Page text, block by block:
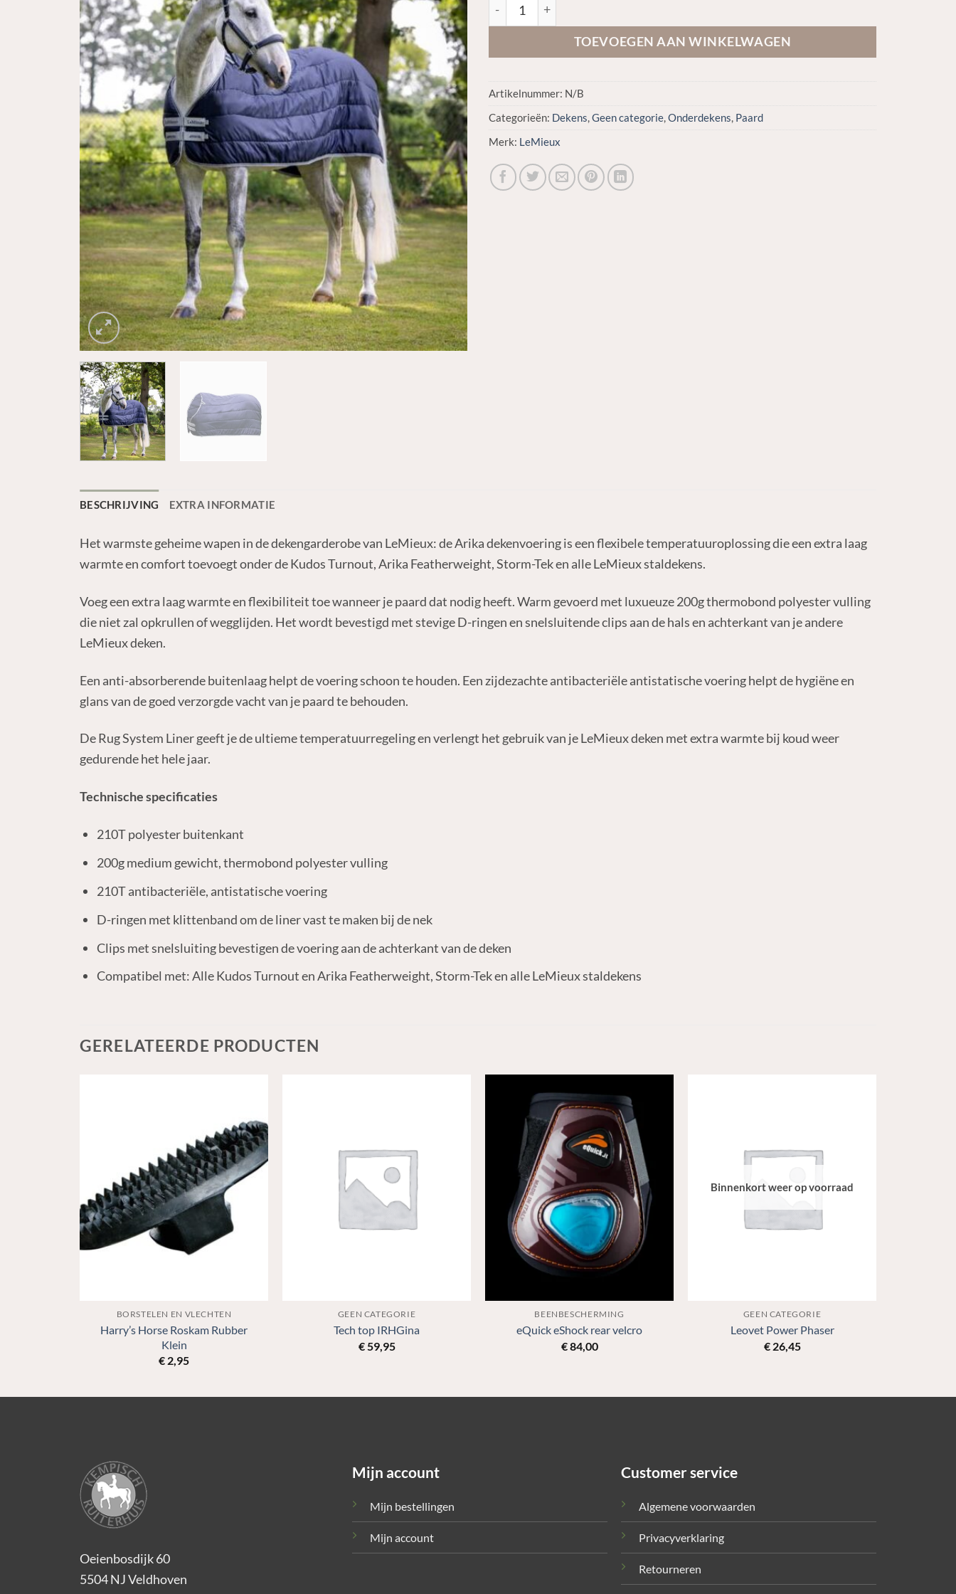
TOEVOEGEN AAN WINKELWAGEN
Artikelnummer: N/B
Categorieën: Dekens,Geen categorie,Onderdekens, Paard
Merk: LeMieux
BESCHRIJVING EXTRA INFORMATIE
Het warmste geheime wapen in de dekengarderobe van LeMieux: de Arika dekenvoering is een flexibele temperatuuroplossing die een extra laag
warmte en comfort toevoegt onder de Kudos Turnout, Arika Featherweight, Storm-Tek en alle LeMieux staldekens.
Voeg een extra laag warmte en flexibiliteit toe wanneer je paard dat nodig heeft. Warm gevoerd met luxueuze 200g thermobond polyester vulling
die niet zal opkrullen of wegglijden. Het wordt bevestigd met stevige D-ringen en snelsluitende clips aan de hals en achterkant van je andere
LeMieux deken.
Een anti-absorberende buitenlaag helpt de voering schoon te houden. Een zijdezachte antibacteriële antistatische voering helpt de hygiëne en
glans van de goed verzorgde vacht van je paard te behouden.
De Rug System Liner geeft je de ultieme temperatuurregeling en verlengt het gebruik van je LeMieux deken met extra warmte bij koud weer
gedurende het hele jaar.
Technische specificaties
210T polyester buitenkant
200g medium gewicht, thermobond polyester vulling
210T antibacteriële, antistatische voering
D-ringen met klittenband om de liner vast te maken bij de nek
Clips met snelsluiting bevestigen de voering aan de achterkant van de deken
Compatibel met: Alle Kudos Turnout en Arika Featherweight, Storm-Tek en alle LeMieux staldekens
GERELATEERDE PRODUCTEN
BORSTELEN EN VLECHTEN
Harry’s Horse Roskam Rubber
Klein
€ 2,95
GEEN CATEGORIE
Tech top IRHGina
€59,95
BEENBESCHERMING
eQuick eShock rear velcro
€84,00
Binnenkort weer op voorraad
GEEN CATEGORIE
Leovet Power Phaser
€26,45
Oeienbosdijk 60
5504 NJ Veldhoven
Mijn account
Mijn bestellingen
Mijn account
Customer service
Algemene voorwaarden
Privacyverklaring
Retourneren